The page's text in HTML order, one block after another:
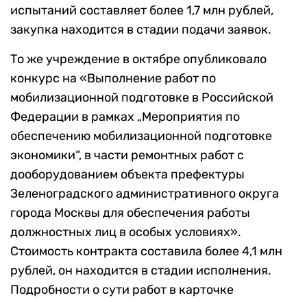
испытаний составляет более 1,7 млн рублей,
закупка находится в стадии подачи заявок.
То же учреждение в октябре опубликовало
конкурс на «Выполнение работ по
мобилизационной подготовке в Российской
Федерации в рамках „Мероприятия по
обеспечению мобилизационной подготовке
экономики“, в части ремонтных работ с
дооборудованием объекта префектуры
Зеленоградского административного округа
города Москвы для обеспечения работы
должностных лиц в особых условиях».
Стоимость контракта составила более 4,1 млн
рублей, он находится в стадии исполнения.
Подробности о сути работ в карточке